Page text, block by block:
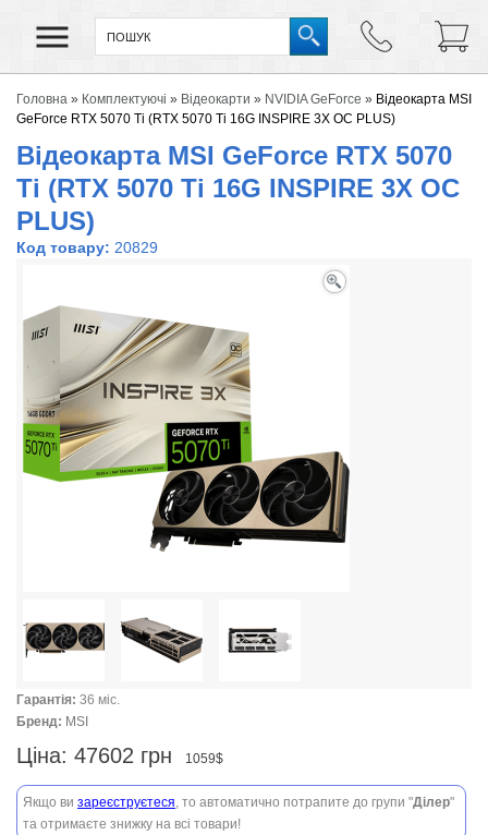
Головна » Комплектуючі » Відеокарти » NVIDIA GeForce » Відеокарта MSI
GeForce RTX 5070 Ti (RTX 5070 Ti 16G INSPIRE 3X OC PLUS)
Відеокарта MSI GeForce RTX 5070
Ti (RTX 5070 Ti 16G INSPIRE 3X OC
PLUS)
Код товару: 20829
Гарантія: 36 міс.
Бренд: MSI
Ціна: 47602 грн 1059$
Якщо ви зареєструєтеся, то автоматично потрапите до групи "Ділер"
та отримаєте знижку на всі товари!